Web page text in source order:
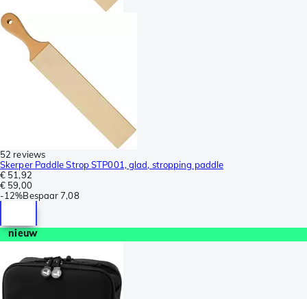
52 reviews
Skerper Paddle Strop STP001, glad, stropping paddle
€ 51,92
€ 59,00
-12%Bespaar 7,08
nieuw